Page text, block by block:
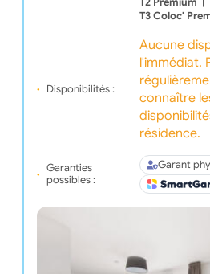
T3 Coloc'
Disponibilités :
Aucune
l'immédiat.
connaître
résidence.
Garanties
possibles :
Garant